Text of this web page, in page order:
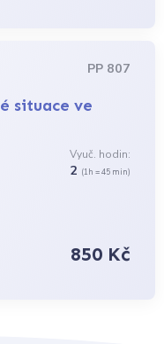
PP 807
situace ve
Vyuč. hodin:
2 (1h = 45 min)
850 Kč